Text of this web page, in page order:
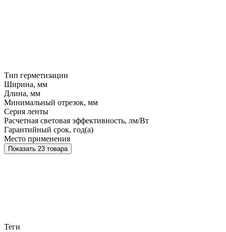
Тип герметизации
Ширина, мм
Длина, мм
Минимальный отрезок, мм
Серия ленты
Расчетная световая эффективность, лм/Вт
Гарантийный срок, год(а)
Место применения
Показать 23 товара
Теги